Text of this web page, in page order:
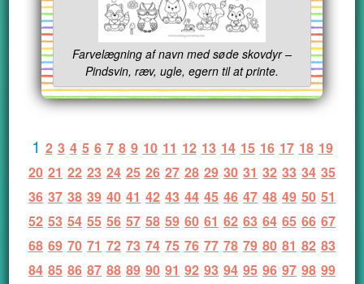
Farvelægning af navn med søde skovdyr –
Pindsvin, ræv, ugle, egern til at printe.
1 2 3 4 5 6 7 8 9 10 11 12 13 14 15 16 17 18 19
20 21 22 23 24 25 26 27 28 29 30 31 32 33 34 35
36 37 38 39 40 41 42 43 44 45 46 47 48 49 50 51
52 53 54 55 56 57 58 59 60 61 62 63 64 65 66 67
68 69 70 71 72 73 74 75 76 77 78 79 80 81 82 83
84 85 86 87 88 89 90 91 92 93 94 95 96 97 98 99